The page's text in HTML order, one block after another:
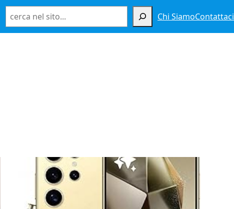
Chi SiamoContattaci